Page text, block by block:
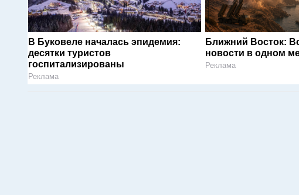
В Буковеле началась эпидемия:
десятки туристов
госпитализированы
Реклама
Ближний Восток:
новости в одном
Реклама